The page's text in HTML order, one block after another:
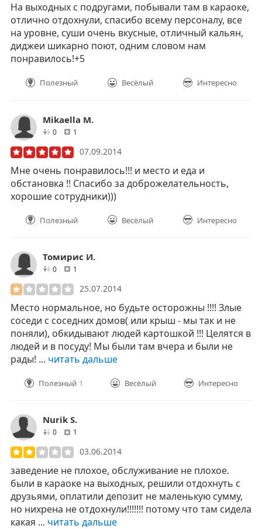
На выходных с подругами, побывали там в караоке,
отлично отдохнули, спасибо всему персоналу, все
на уровне, суши очень вкусные, отличный кальян,
диджеи шикарно поют, одним словом нам
понравилось!+5
Полезный Весёлый Интересно
Mikaella M.
0друзей1
07.09.2014
Мне очень понравилось!!! и место и еда и
обстановка !! Спасибо за доброжелательность,
хорошие сотрудники)))
Полезный Весёлый Интересно
Томирис И.
0друзей1
25.07.2014
Место нормальное, но будьте осторожны !!!! Злые
соседи с соседних домов( или крыш - мы так и не
поняли), обкидывают людей картошкой !!! Целятся в
людей и в посуду! Мы были там вчера и были не
рады! ... читать дальше
Полезный 1 Весёлый Интересно
Nurik S.
0друзей1
03.06.2014
заведение не плохое, обслуживание не плохое.
были в караоке на выходных, решили отдохнуть с
друзьями, оплатили депозит не маленькую сумму,
но нихрена не отдохнули!!!!!!! потому что там сидела
какая ... читать дальше